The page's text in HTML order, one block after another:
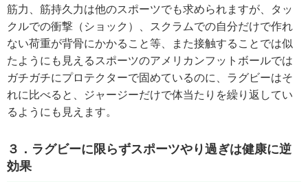
筋力、筋持久力は他のスポーツでも求められますが、タッ
クルでの衝撃（ショック）、スクラムでの自分だけで作れ
ない荷重が背骨にかかること等、また接触することでは似
たようにも見えるスポーツのアメリカンフットボールでは
ガチガチにプロテクターで固めているのに、ラグビーはそ
れに比べると、ジャージーだけで体当たりを繰り返してい
るようにも見えます。
３．ラグビーに限らずスポーツやり過ぎは健康に逆
効果